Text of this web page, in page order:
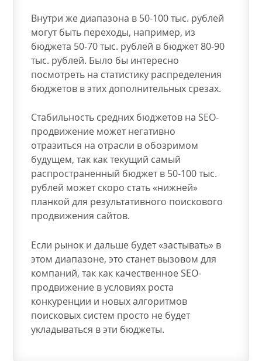
Внутри же диапазона в 50-100 тыс. рублей
могут быть переходы, например, из
бюджета 50-70 тыс. рублей в бюджет 80-90
тыс. рублей. Было бы интересно
посмотреть на статистику распределения
бюджетов в этих дополнительных срезах.
Стабильность средних бюджетов на SEO-
продвижение может негативно
отразиться на отрасли в обозримом
будущем, так как текущий самый
распространенный бюджет в 50-100 тыс.
рублей может скоро стать «нижней»
планкой для результативного поискового
продвижения сайтов.
Если рынок и дальше будет «застывать» в
этом диапазоне, это станет вызовом для
компаний, так как качественное SEO-
продвижение в условиях роста
конкуренции и новых алгоритмов
поисковых систем просто не будет
укладываться в эти бюджеты.